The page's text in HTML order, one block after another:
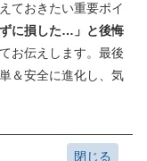
ておきたい重要ポイ
ずに損した…」と後悔
お伝えします。最後
＆安全に進化し、気